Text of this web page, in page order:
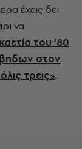
έχεις δει
να
του ’80
στον
τρεις».